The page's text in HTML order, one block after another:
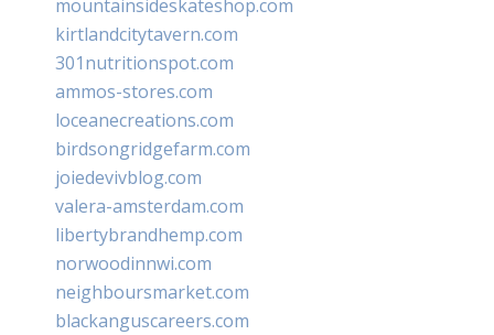
mountainsideskateshop.com
kirtlandcitytavern.com
301nutritionspot.com
ammos-stores.com
loceanecreations.com
birdsongridgefarm.com
joiedevivblog.com
valera-amsterdam.com
libertybrandhemp.com
norwoodinnwi.com
neighboursmarket.com
blackanguscareers.com